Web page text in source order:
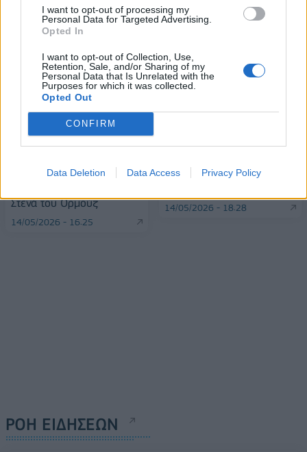
I want to opt-out of processing my
Personal Data for Targeted Advertising.
Opted In
I want to opt-out of Collection, Use,
Retention, Sale, and/or Sharing of my
Personal Data that Is Unrelated with the
Purposes for which it was collected.
Opted Out
CONFIRM
Data Deletion Data Access Privacy Policy
ΠΕΡΙΣΣΌΤΕΡΑ ΣΕ ΑΥΤΉ ΤΗΝ ΚΑΤΗΓΟΡΊΑ
επιτρέπει τη διέλευση
Στενά του Ορμούζ
14/05/2026 - 16:25
είναι πλέον μόνη απέναντι
14/05/2026 - 18:28
ΡΟΗ ΕΙΔΗΣΕΩΝ